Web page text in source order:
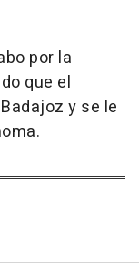
por la
que el
y se le